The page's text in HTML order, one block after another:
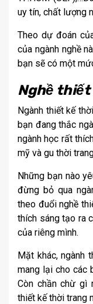
uy tín, chất lượng
Theo dự đoán
của ngành nghề
bạn sẽ có một
Nghề
Ngành thiết kế
bạn đang thắc
ngành học rất
mỹ và gu thời
Những bạn nào
đừng bỏ qua
theo đuổi nghề
thích sáng tạo ra
của riêng mình.
Mặt khác, ngành
mang lại cho các
Còn chần chừ gì
thiết kế thời trang